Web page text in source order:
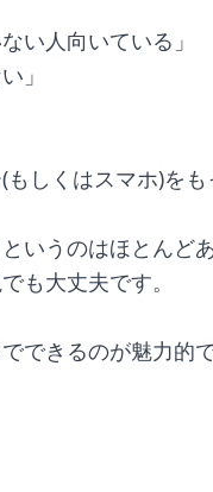
い人向いている」
」
しくはスマホ)をも
いうのはほとんど
も大丈夫です。
できるのが魅力的